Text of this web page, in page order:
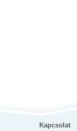
Kapcsolat